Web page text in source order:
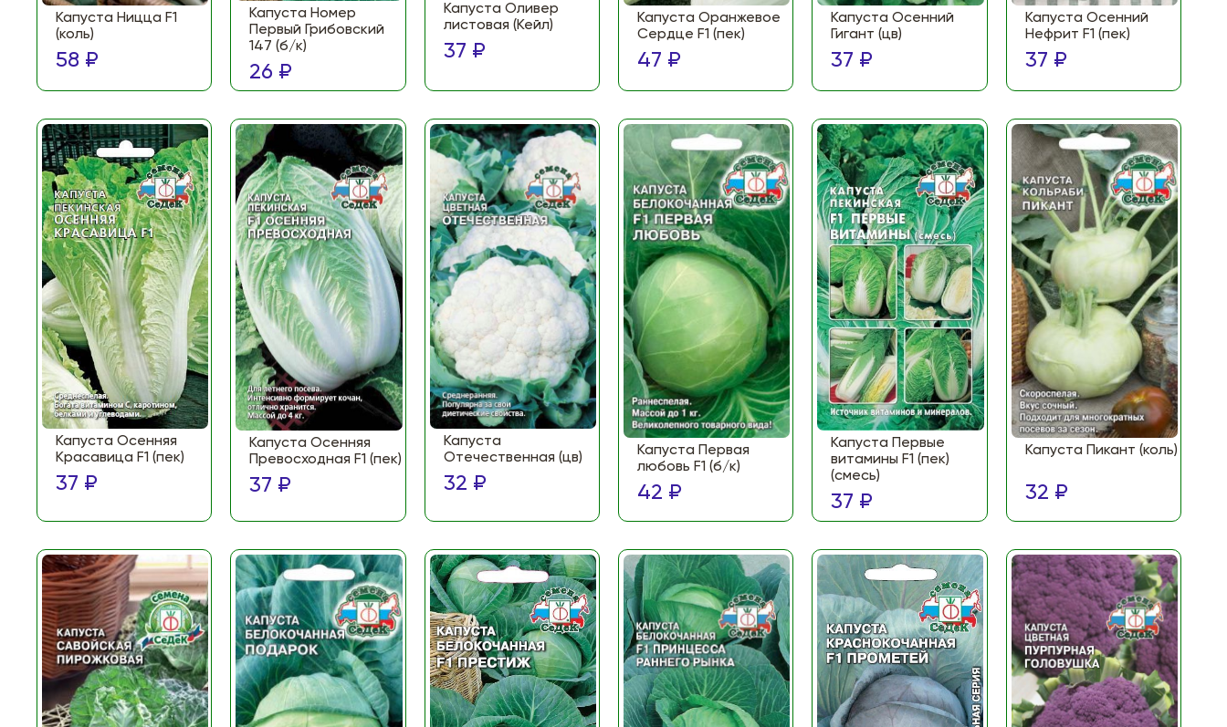
Капуста Ницца F1
(коль)
58 ₽
Капуста Номер
Первый Грибовский
147 (б/к)
26 ₽
Капуста Оливер
листовая (Кейл)
37 ₽
Капуста Оранжевое
Сердце F1 (пек)
47 ₽
Капуста Осенний
Гигант (цв)
37 ₽
Капуста Осенний
Нефрит F1 (пек)
37 ₽
Капуста Осенняя
Красавица F1 (пек)
37 ₽
Капуста Осенняя
Превосходная F1 (пек)
37 ₽
Капуста
Отечественная (цв)
32 ₽
Капуста Первая
любовь F1 (б/к)
42 ₽
Капуста Первые
витамины F1 (пек)
(смесь)
37 ₽
Капуста Пикант (коль)
32 ₽